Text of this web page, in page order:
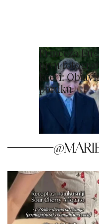
Princeza
prvu
kćeri:
poruku